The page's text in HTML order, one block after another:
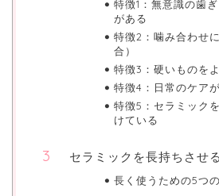
特徴1：無意識の歯
がある
特徴2：噛み合わせ
合）
特徴3：硬いものを
特徴4：日常のケア
特徴5：セラミック
けている
セラミックを長持ちさせ
長く使うための5つ